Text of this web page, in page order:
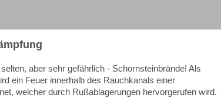
aber sehr gefährlich - Schornsteinbrände! Als
ein Feuer innerhalb des Rauchkanals einer
welcher durch Rußablagerungen hervorgerufen wird.